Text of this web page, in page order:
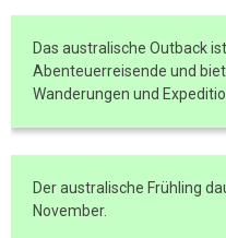
Das australische Outback
Abenteuerreisende und
Wanderungen und
Der australische Frühling
November.